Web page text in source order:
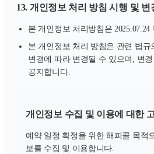
13. 개인정보 처리 방침 시행 및 변
본 개인정보 처리방침은 2025.07.24
본 개인정보 처리 방침은 관련 법규
변경에 따라 변경될 수 있으며, 변
공지합니다.
개인정보 수집 및 이용에 대한
예약 일정 확정을 위한 해피콜 목적
보를 수집 및 이용합니다.